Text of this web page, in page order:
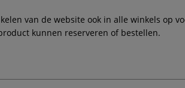
van de website ook in alle winkels op
kunnen reserveren of bestellen.